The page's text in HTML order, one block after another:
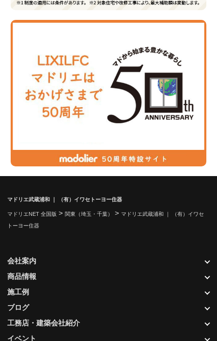
マドリエ武蔵浦和 ｜ （有）イワセトーヨー住器
マドリエNET 全国版 > 関東（埼玉・千葉） > マドリエ武蔵浦和 ｜ （有）イワセ
トーヨー住器
会社案内
商品情報
施工例
ブログ
工務店・建築会社紹介
イベント